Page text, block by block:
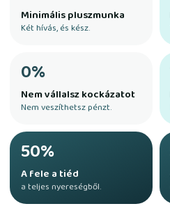
Minimális pluszmunka
Két hívás, és kész.
0%
Nem vállalsz kockázatot
Nem veszíthetsz pénzt.
50%
A fele a tiéd
a teljes nyereségből.